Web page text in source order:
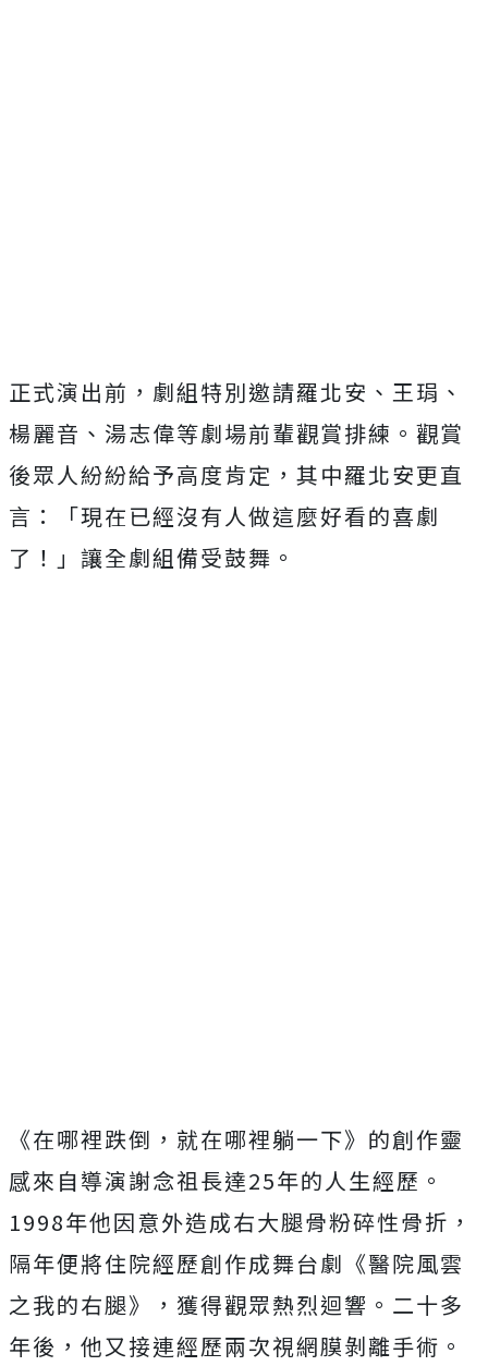
正式演出前，劇組特別邀請羅北安、王琄、
楊麗音、湯志偉等劇場前輩觀賞排練。觀賞
後眾人紛紛給予高度肯定，其中羅北安更直
言：「現在已經沒有人做這麼好看的喜劇
了！」讓全劇組備受鼓舞。
《在哪裡跌倒，就在哪裡躺一下》的創作靈
感來自導演謝念祖長達25年的人生經歷。
1998年他因意外造成右大腿骨粉碎性骨折，
隔年便將住院經歷創作成舞台劇《醫院風雲
之我的右腿》，獲得觀眾熱烈迴響。二十多
年後，他又接連經歷兩次視網膜剝離手術。